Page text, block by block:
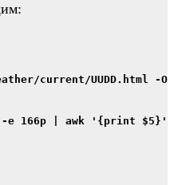
current/UUDD.html -O
-e 166p | awk '{print $5}'